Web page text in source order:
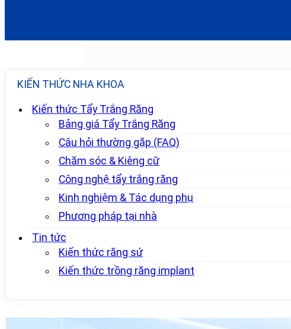
KIẾN THỨC NHA KHOA
Kiến thức Tẩy Trắng Răng
Bảng giá Tẩy Trắng Răng
Câu hỏi thường gặp (FAQ)
Chăm sóc & Kiêng cữ
Công nghệ tẩy trắng răng
Kinh nghiệm & Tác dụng phụ
Phương pháp tại nhà
Tin tức
Kiến thức răng sứ
Kiến thức trồng răng implant